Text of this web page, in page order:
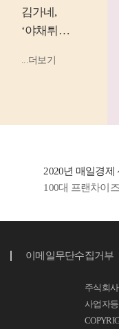
김가네,
‘야채튀김
고기 김밥’
...더보기
2020년 매일경제
100대 프랜차이
이메일무단수집거부
주식회
사업자